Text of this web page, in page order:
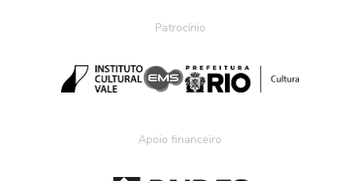
Patrocínio
Apoio financeiro